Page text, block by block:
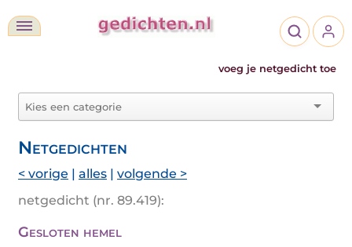
voeg je netgedicht toe
Netgedichten
< vorige | alles | volgende >
netgedicht (nr. 89.419):
Gesloten hemel